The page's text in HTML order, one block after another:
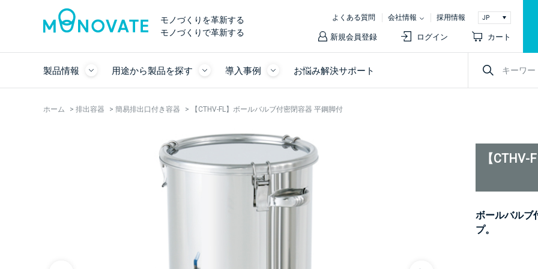
モノづくりを革新する
モノづくりで革新する
よくある質問 会社情報 採用情報
新規会員登録 ログイン カート
製品情報 用途から製品を探す 導入事例 お悩み解決サポート
ホーム > 排出容器 > 簡易排出口付き容器 > 【CTHV-FL】ボールバルブ付密閉容器 平鋼脚付
【
ボールバルブ
プ。